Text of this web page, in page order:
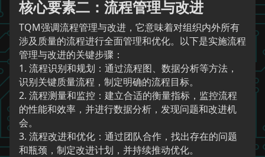
核心要素二：流程管理与改进
TQM强调流程管理与改进，它意味着对组织内外所有
涉及质量的流程进行全面管理和优化。以下是实施流程
管理与改进的关键步骤：
1. 流程识别和规划：通过流程图、数据分析等方法，
识别关键质量流程，制定明确的流程目标。
2. 流程测量和监控：建立合适的衡量指标，监控流程
的性能和效率，并进行数据分析，发现问题和改进机
会。
3. 流程改进和优化：通过团队合作，找出存在的问题
和瓶颈，制定改进计划，并持续推动优化。